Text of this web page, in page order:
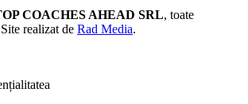
COACHES AHEAD SRL, toate
realizat de Rad Media.